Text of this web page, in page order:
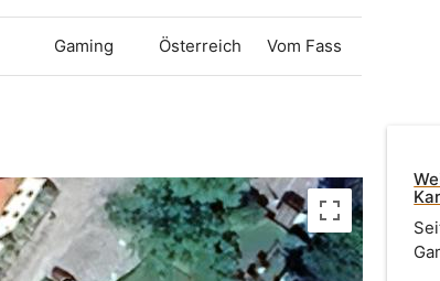
Gaming Österreich Vom Fass